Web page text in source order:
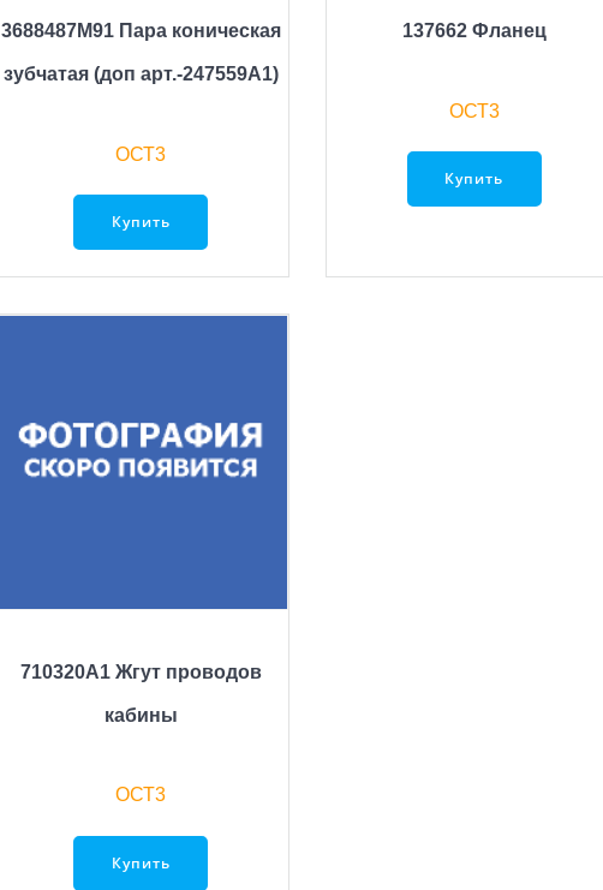
3688487M91 Пара коническая
зубчатая (доп арт.-247559А1)
ОСТ3
Купить
137662 Фланец
ОСТ3
Купить
710320A1 Жгут проводов
кабины
ОСТ3
Купить